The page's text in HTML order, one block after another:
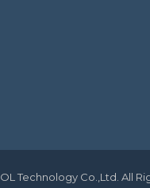
Technology Co.,Ltd. All